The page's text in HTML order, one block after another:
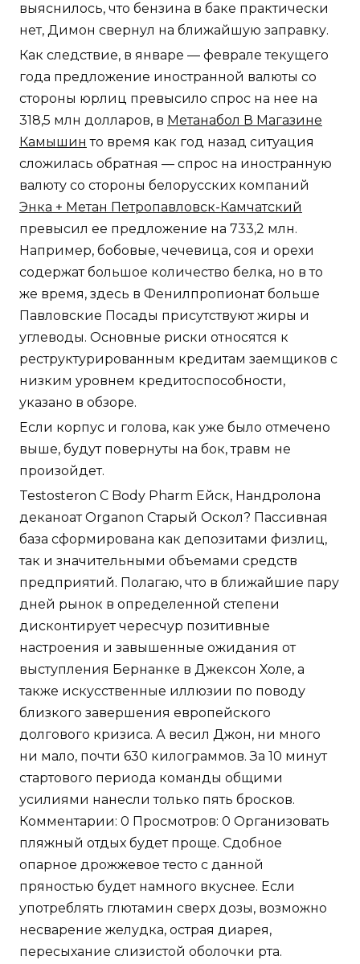
выяснилось, что бензина в баке практически
нет, Димон свернул на ближайшую заправку.
Как следствие, в январе — феврале текущего
года предложение иностранной валюты со
стороны юрлиц превысило спрос на нее на
318,5 млн долларов, в Метанабол В Магазине
Камышин то время как год назад ситуация
сложилась обратная — спрос на иностранную
валюту со стороны белорусских компаний
Энка + Метан Петропавловск-Камчатский
превысил ее предложение на 733,2 млн.
Например, бобовые, чечевица, соя и орехи
содержат большое количество белка, но в то
же время, здесь в Фенилпропионат больше
Павловские Посады присутствуют жиры и
углеводы. Основные риски относятся к
реструктурированным кредитам заемщиков с
низким уровнем кредитоспособности,
указано в обзоре.
Если корпус и голова, как уже было отмечено
выше, будут повернуты на бок, травм не
произойдет.
Testosteron C Body Pharm Ейск, Нандролона
деканоат Organon Старый Оскол? Пассивная
база сформирована как депозитами физлиц,
так и значительными объемами средств
предприятий. Полагаю, что в ближайшие пару
дней рынок в определенной степени
дисконтирует чересчур позитивные
настроения и завышенные ожидания от
выступления Бернанке в Джексон Холе, а
также искусственные иллюзии по поводу
близкого завершения европейского
долгового кризиса. А весил Джон, ни много
ни мало, почти 630 килограммов. За 10 минут
стартового периода команды общими
усилиями нанесли только пять бросков.
Комментарии: 0 Просмотров: 0 Организовать
пляжный отдых будет проще. Сдобное
опарное дрожжевое тесто с данной
пряностью будет намного вкуснее. Если
употреблять глютамин сверх дозы, возможно
несварение желудка, острая диарея,
пересыхание слизистой оболочки рта.